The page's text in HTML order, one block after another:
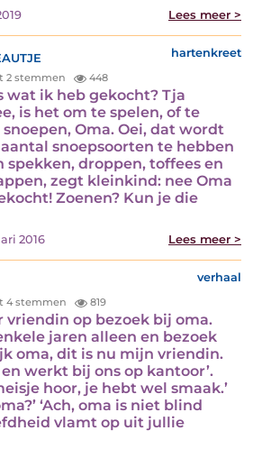
Lees meer >
hartenkreet
2 stemmen 448
wat ik heb gekocht? Tja
is het om te spelen, of te
Oma. Oei, dat wordt
snoepsoorten te hebben
spekken, droppen, toffees en
zegt kleinkind: nee Oma
Zoenen? Kun je die
2016 Lees meer >
verhaal
4 stemmen 819
vriendin op bezoek bij oma.
jaren alleen en bezoek
oma, dit is nu mijn vriendin.
werkt bij ons op kantoor’.
hoor, je hebt wel smaak.’
‘Ach, oma is niet blind
vlamt op uit jullie